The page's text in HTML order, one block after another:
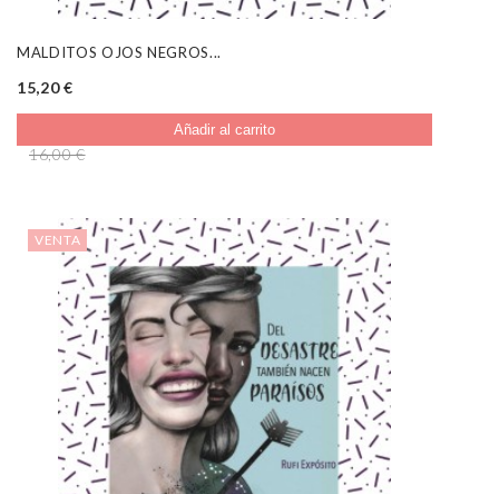
MALDITOS OJOS NEGROS...
15,20 €
Añadir al carrito
16,00 €
VENTA